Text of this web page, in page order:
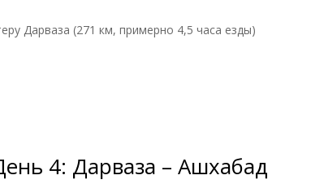
Дарваза (271 км, примерно 4,5 часа езды)
4: Дарваза – Ашхабад